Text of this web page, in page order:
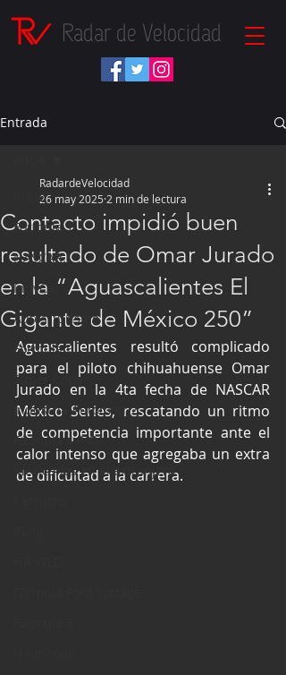
Radar de Velocidad
Entrada
Inicio
Fórmula 1
NASCAR
IndyCar
Autos Turismo
Fórmula E
Súper Copa
Industria Automotriz
Fórmula 4 (F4)
Mexicanos en el extranjero
Contacto impidió buen
resultado de Omar Jurado
en la “Aguascalientes El
Gigante de México 250”
RadardeVelocidad
26 may 2025 2 min de lectura
Aguascalientes resultó complicado
para el piloto chihuahuense Omar
Jurado en la 4ta fecha de NASCAR
México Series, rescatando un ritmo
de competencia importante ante el
calor intenso que agregaba un extra
de dificultad a la carrera.